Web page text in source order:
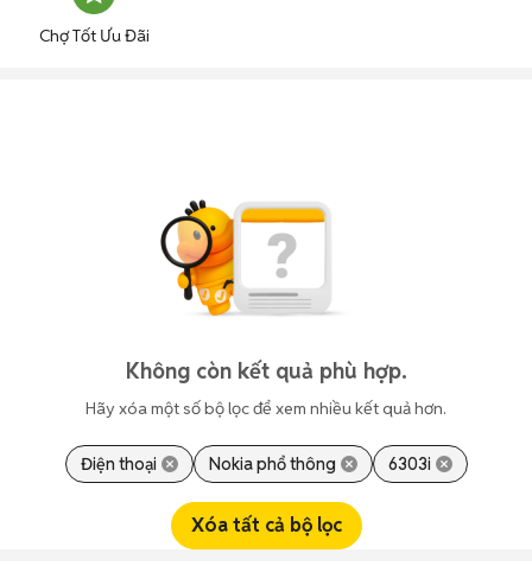
Chợ Tốt Ưu Đãi
Không còn kết quả phù hợp.
Hãy xóa một số bộ lọc để xem nhiều kết quả hơn.
Điện thoại Nokia phổ thông 6303i
Xóa tất cả bộ lọc